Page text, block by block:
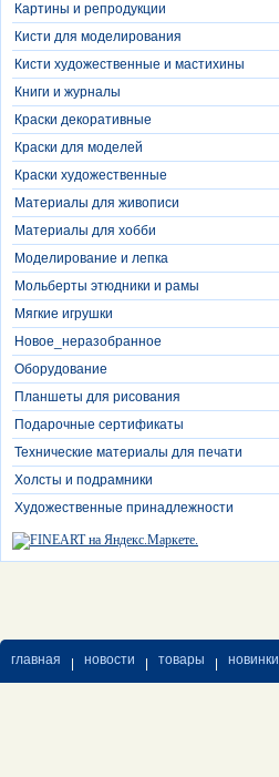
Картины и репродукции
Кисти для моделирования
Кисти художественные и мастихины
Книги и журналы
Краски декоративные
Краски для моделей
Краски художественные
Материалы для живописи
Материалы для хобби
Моделирование и лепка
Мольберты этюдники и рамы
Мягкие игрушки
Новое_неразобранное
Оборудование
Планшеты для рисования
Подарочные сертификаты
Технические материалы для печати
Холсты и подрамники
Художественные принадлежности
главная новости товары новинки